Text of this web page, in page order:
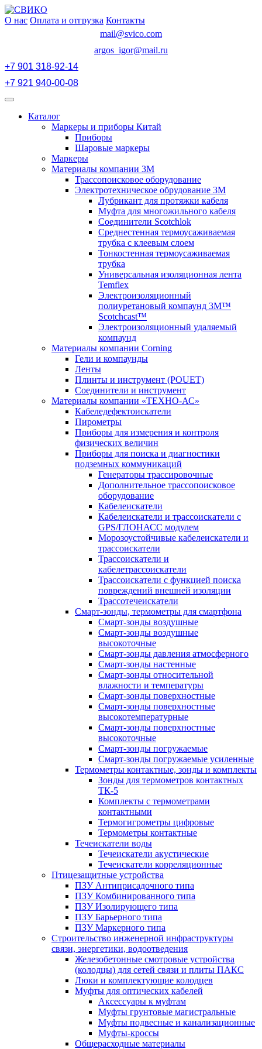
Перейти
к
О нас Оплата и отгрузка Контакты
mail@svico.com
argos_igor@mail.ru
+7 901 318-92-14
+7 921 940-00-08
Открыть
Каталог
Маркеры и приборы Китай
Приборы
Шаровые маркеры
Маркеры
Материалы компании 3М
Трассопоисковое оборудование
Электротехническое обрудование 3М
Лубрикант для протяжки кабеля
Муфта для многожильного кабеля
Соединители Scotchlok
Среднестенная термоусаживаемая
трубка с клеевым слоем
Тонкостенная термоусаживаемая
трубка
Универсальная изоляционная лента
Temflex
Электроизоляционный
полиуретановый компаунд 3M™
Scotchcast™
Электроизоляционный удаляемый
компаунд
Материалы компании Corning
Гели и компаунды
Ленты
Плинты и инструмент (POUET)
Соединители и инструмент
Материалы компании «ТЕХНО-АС»
Кабеледефектоискатели
Пирометры
Приборы для измерения и контроля
физических величин
Приборы для поиска и диагностики
подземных коммуникаций
Генераторы трассировочные
Дополнительное трассопоисковое
оборудование
Кабелеискатели
Кабелеискатели и трассоискатели с
GPS/ГЛОНАСС модулем
Морозоустойчивые кабелеискатели и
трассоискатели
Трассоискатели и
кабелетрассоискатели
Трассоискатели с функцией поиска
повреждений внешней изоляции
Трассотечеискатели
Смарт-зонды, термометры для смартфона
Смарт-зонды воздушные
Смарт-зонды воздушные
высокоточные
Смарт-зонды давления атмосферного
Смарт-зонды настенные
Смарт-зонды относительной
влажности и температуры
Смарт-зонды поверхностные
Смарт-зонды поверхностные
высокотемпературные
Смарт-зонды поверхностные
высокоточные
Смарт-зонды погружаемые
Смарт-зонды погружаемые усиленные
Термометры контактные, зонды и комплекты
Зонды для термометров контактных
ТК-5
Комплекты с термометрами
контактными
Термогигрометры цифровые
Термометры контактные
Течеискатели воды
Течеискатели акустические
Течеискатели корреляционные
Птицезащитные устройства
ПЗУ Антиприсадочного типа
ПЗУ Комбинированного типа
ПЗУ Изолирующего типа
ПЗУ Барьерного типа
ПЗУ Маркерного типа
Строительство инженерной инфраструктуры
связи, энергетики, водоотведения
Железобетонные смотровые устройства
(колодцы) для сетей связи и плиты ПАКС
Люки и комплектующие колодцев
Муфты для оптических кабелей
Аксессуары к муфтам
Муфты грунтовые магистральные
Муфты подвесные и канализационные
Муфты-кроссы
Общерасходные материалы